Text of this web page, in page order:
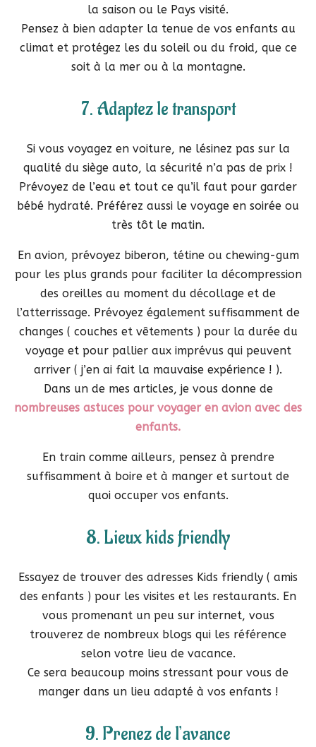
la saison ou le Pays visité.
Pensez à bien adapter la tenue de vos enfants au
climat et protégez les du soleil ou du froid, que ce
soit à la mer ou à la montagne.
7. Adaptez le transport
Si vous voyagez en voiture, ne lésinez pas sur la
qualité du siège auto, la sécurité n’a pas de prix !
Prévoyez de l’eau et tout ce qu’il faut pour garder
bébé hydraté. Préférez aussi le voyage en soirée ou
très tôt le matin.
En avion, prévoyez biberon, tétine ou chewing-gum
pour les plus grands pour faciliter la décompression
des oreilles au moment du décollage et de
l’atterrissage. Prévoyez également suffisamment de
changes ( couches et vêtements ) pour la durée du
voyage et pour pallier aux imprévus qui peuvent
arriver ( j’en ai fait la mauvaise expérience ! ).
Dans un de mes articles, je vous donne de
nombreuses astuces pour voyager en avion avec des
enfants.
En train comme ailleurs, pensez à prendre
suffisamment à boire et à manger et surtout de
quoi occuper vos enfants.
8. Lieux kids friendly
Essayez de trouver des adresses Kids friendly ( amis
des enfants ) pour les visites et les restaurants. En
vous promenant un peu sur internet, vous
trouverez de nombreux blogs qui les référence
selon votre lieu de vacance.
Ce sera beaucoup moins stressant pour vous de
manger dans un lieu adapté à vos enfants !
9. Prenez de l’avance